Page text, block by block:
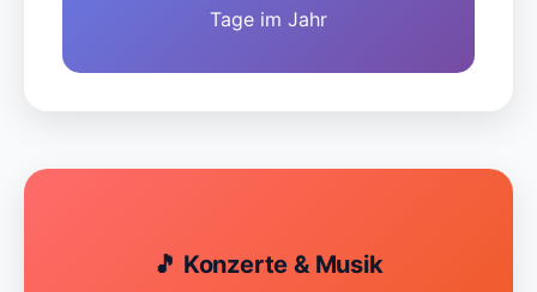
Tage im Jahr
🎵 Konzerte & Musik